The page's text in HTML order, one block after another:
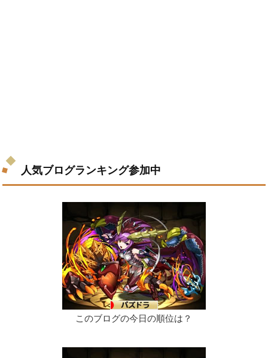
人気ブログランキング参加中
このブログの今日の順位は？